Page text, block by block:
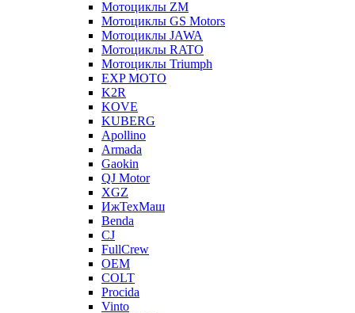
Мотоциклы ZM
Мотоциклы GS Motors
Мотоциклы JAWA
Мотоциклы RATO
Мотоциклы Triumph
EXP MOTO
K2R
KOVE
KUBERG
Apollino
Armada
Gaokin
QJ Motor
XGZ
ИжТехМаш
Benda
CJ
FullCrew
OEM
COLT
Procida
Vinto